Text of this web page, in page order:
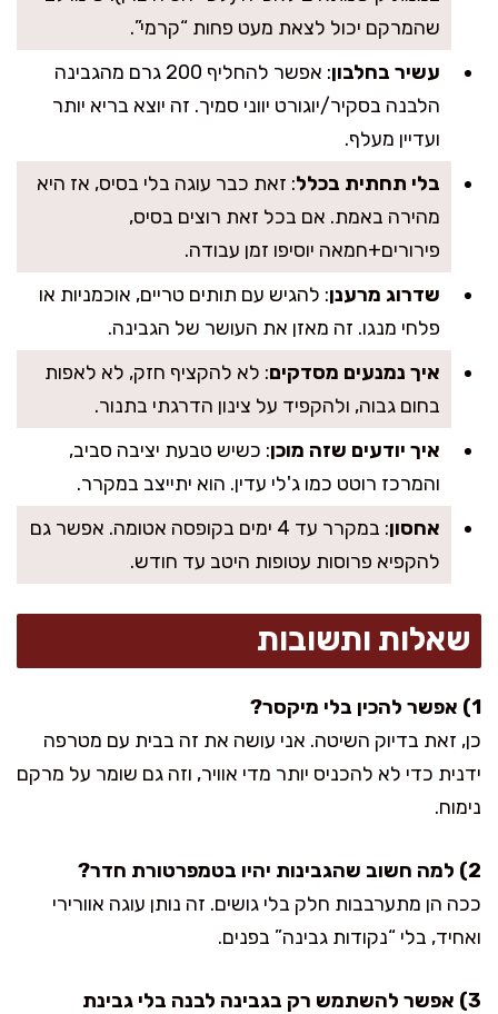
שהמרקם יכול לצאת מעט פחות “קרמי”.
עשיר בחלבון
: אפשר להחליף 200 גרם מהגבינה
הלבנה בסקיר/יוגורט יווני סמיך. זה יוצא בריא יותר
ועדיין מעלף.
בלי תחתית בכלל: זאת כבר עוגה בלי בסיס, אז היא
מהירה באמת. אם בכל זאת רוצים בסיס,
פירורים+חמאה יוסיפו זמן עבודה.
שדרוג מרענן: להגיש עם תותים טריים, אוכמניות או
פלחי מנגו. זה מאזן את העושר של הגבינה.
איך נמנעים מסדקים: לא להקציף חזק, לא לאפות
בחום גבוה, ולהקפיד על צינון הדרגתי בתנור.
איך יודעים שזה מוכן: כשיש טבעת יציבה סביב,
והמרכז רוטט כמו ג'לי עדין. הוא יתייצב במקרר.
אחסון
: במקרר עד 4 ימים בקופסה אטומה. אפשר גם
להקפיא פרוסות עטופות היטב עד חודש.
שאלות ותשובות
1) אפשר להכין בלי מיקסר?
כן, זאת בדיוק השיטה. אני עושה את זה בבית עם מטרפה
ידנית כדי לא להכניס יותר מדי אוויר, וזה גם שומר על מרקם
נימוח.
2) למה חשוב שהגבינות יהיו בטמפרטורת חדר?
ככה הן מתערבבות חלק בלי גושים. זה נותן עוגה אוורירי
ואחיד, בלי “נקודות גבינה” בפנים.
3) אפשר להשתמש רק בגבינה לבנה בלי גבינת